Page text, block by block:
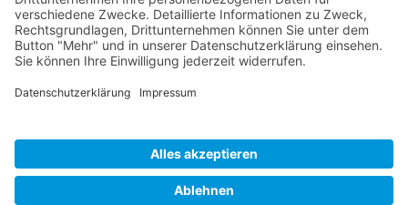
Im Brauke 11c
57392 Schmallenberg
info@at-boretec.de
Tel.: +49 2972 978448-0